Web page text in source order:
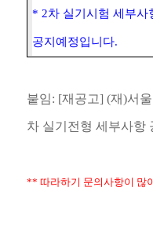
* 2차 실기시험 세부사
공지예정입니다.
붙임: [재공고] (재)서
차 실기전형 세부사항
** 따라하기 문의사항이 많